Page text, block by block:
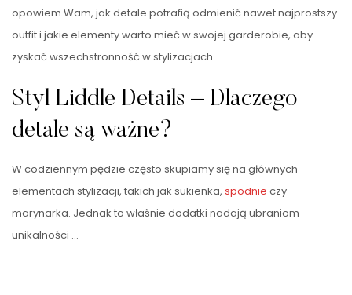
opowiem Wam, jak detale potrafią odmienić nawet najprostszy
outfit i jakie elementy warto mieć w swojej garderobie, aby
zyskać wszechstronność w stylizacjach.
Styl Liddle Details – Dlaczego
detale są ważne?
W codziennym pędzie często skupiamy się na głównych
elementach stylizacji, takich jak sukienka, spodnie czy
marynarka. Jednak to właśnie dodatki nadają ubraniom
unikalności …